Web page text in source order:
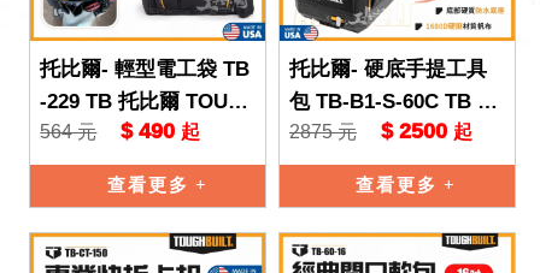
托比爾- 輕型電工袋 TB
-229 TB 托比爾 TOUG
HBUILT 多功能 非快扣
鉗袋 工具袋
564 元 $ 490 起
查看更多
托比爾- 硬底手提工具
包 TB-B1-S-60C TB 托
比爾 TOUGHBUILT 零
件盒 工具
2875 元 $ 2500 起
查看更多